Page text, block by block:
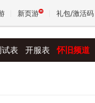
新页游 礼包/激活码
表 开服表 怀旧频道